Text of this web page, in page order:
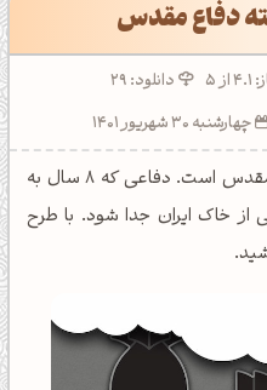
دفاع مقدس
5
دانلود: 29
چهارشنبه 30 شهریور 1401
31 شهریور آغازین روز هفته دفاع مقدس است. دفاعی که 8 سال به
از خاک ایران جدا شود. با طرح